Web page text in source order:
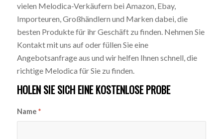
vielen Melodica-Verkäufern bei Amazon, Ebay,
Importeuren, Großhändlern und Marken dabei, die
besten Produkte für ihr Geschäft zu finden. Nehmen Sie
Kontakt mit uns auf oder füllen Sie eine
Angebotsanfrage aus und wir helfen Ihnen schnell, die
richtige Melodica für Sie zu finden.
HOLEN SIE SICH EINE KOSTENLOSE PROBE
Name *